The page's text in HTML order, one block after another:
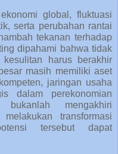
global, fluktuasi
serta perubahan rantai
tekanan terhadap
dipahami bahwa tidak
harus berakhir
masih memiliki aset
jaringan usaha
dalam perekonomian
mengakhiri
transformasi
tersebut dapat